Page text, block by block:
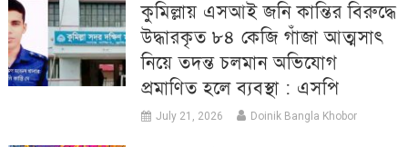
কুমিল্লায় এসআই জনি কান্তির বিরুদ্ধে
উদ্ধারকৃত ৮৪ কেজি গাঁজা আত্মসাৎ
নিয়ে তদন্ত চলমান অভিযোগ
প্রমাণিত হলে ব্যবস্থা : এসপি
July 21, 2026 Doinik Bangla Khobor